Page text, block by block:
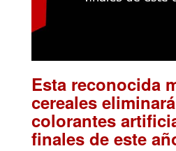
Esta reconocida
cereales
colorantes
finales de este